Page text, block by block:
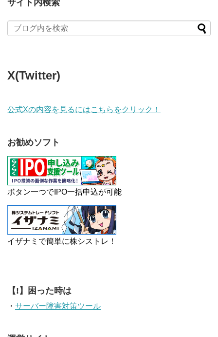
サイト内検索
X(Twitter)
公式Xの内容を見るにはこちらをクリック！
お勧めソフト
ボタン一つでIPO一括申込が可能
イザナミで簡単に株シストレ！
【!】困った時は
・ サーバー障害対策ツール